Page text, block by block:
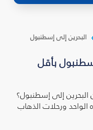
البحرين إلى إسطنبول
بأقل
إلى إسطنبول؟
الواحد ورحلات الذهاب